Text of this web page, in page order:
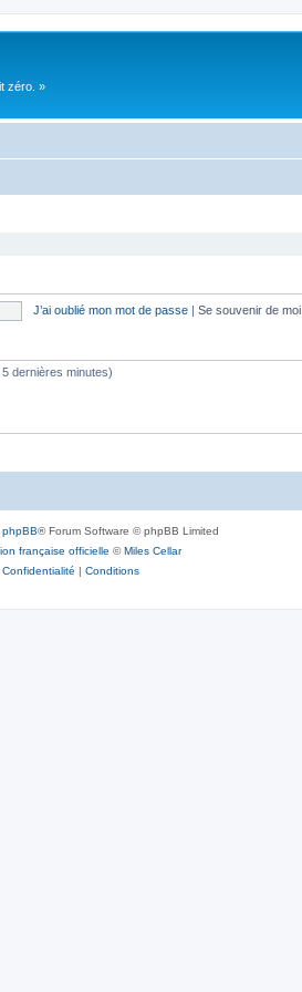
zéro. »
J’ai oublié mon mot de passe | Se souvenir de moi
dernières minutes)
phpBB® Forum Software © phpBB Limited
française officielle ©Miles Cellar
Confidentialité | Conditions